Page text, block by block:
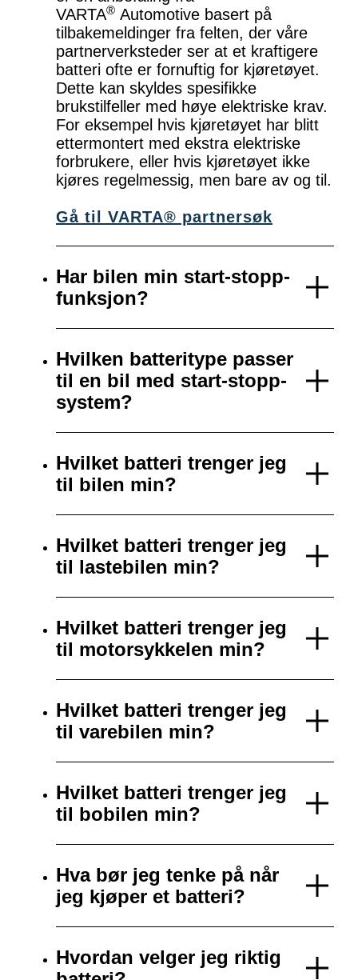
VARTA® Automotive basert på
tilbakemeldinger fra felten, der våre
partnerverksteder ser at et kraftigere
batteri ofte er fornuftig for kjøretøyet.
Dette kan skyldes spesifikke
brukstilfeller med høye elektriske krav.
For eksempel hvis kjøretøyet har blitt
ettermontert med ekstra elektriske
forbrukere, eller hvis kjøretøyet ikke
kjøres regelmessig, men bare av og til.
Gå til VARTA® partnersøk
Har bilen min start-stopp-
funksjon?
Hvilken batteritype passer
til en bil med start-stopp-
system?
Hvilket batteri trenger jeg
til bilen min?
Hvilket batteri trenger jeg
til lastebilen min?
Hvilket batteri trenger jeg
til motorsykkelen min?
Hvilket batteri trenger jeg
til varebilen min?
Hvilket batteri trenger jeg
til bobilen min?
Hva bør jeg tenke på når
jeg kjøper et batteri?
Hvordan velger jeg riktig